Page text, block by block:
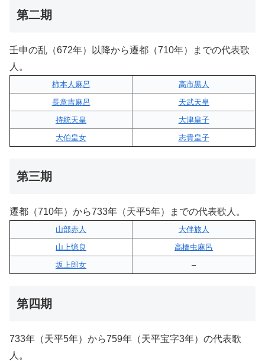
第二期
壬申の乱（672年）以降から遷都（710年）までの代表歌
人。
柿本人麻呂
高市黒人
長意吉麻呂
天武天皇
持統天皇
大津皇子
大伯皇女
志貴皇子
第三期
遷都（710年）から733年（天平5年）までの代表歌人。
山部赤人
大伴旅人
山上憶良
高橋虫麻呂
坂上郎女
–
第四期
733年（天平5年）から759年（天平宝字3年）の代表歌
人。